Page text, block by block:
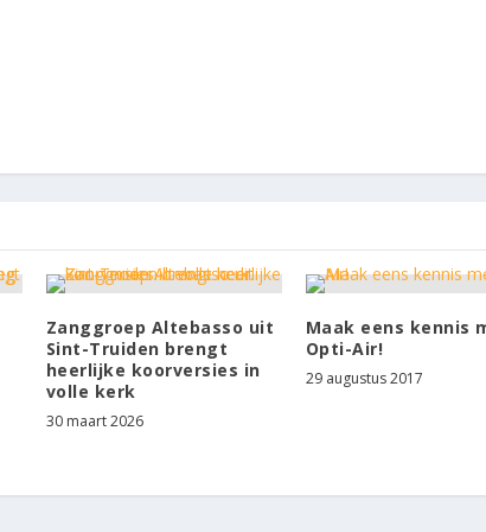
Zanggroep Altebasso uit
Sint-Truiden brengt
heerlijke koorversies in
volle kerk
30 maart 2026
Maak eens kennis
Opti-Air!
29 augustus 2017